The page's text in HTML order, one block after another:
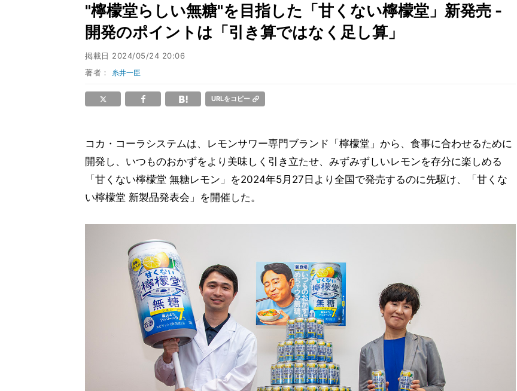
"檸檬堂らしい無糖"を目指した「甘くない檸檬堂」新発売 -
開発のポイントは「引き算ではなく足し算」
掲載日 2024/05/24 20:06
著者： 糸井一臣
URLをコピー
コカ・コーラシステムは、レモンサワー専門ブランド「檸檬堂」から、食事に合わせるために
開発し、いつものおかずをより美味しく引き立たせ、みずみずしいレモンを存分に楽しめる
「甘くない檸檬堂 無糖レモン」を2024年5月27日より全国で発売するのに先駆け、「甘くな
い檸檬堂 新製品発表会」を開催した。